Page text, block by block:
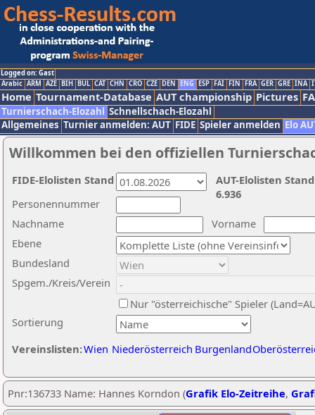
Logged on: Gast
Arabic ARM AZE BIH BUL CAT CHN CRO CZE DEN ENG ESP FAI FIN FRA GER GRE INA
Home Tournament-Database AUT championship Pictures
Turnierschach-Elozahl Schnellschach-Elozahl
Allgemeines Turnier anmelden: AUT FIDE Spieler anmelden Elo
Willkommen bei den offiziellen
Nachname
Vorname
Ebene
Sortierung
Personennummer
Bundesland
Spgem./Kreis/Verein
Nur "österreichische" Spieler
Vereinslisten:Wien Niederösterreich Burgenland
AUT-Elolisten
6.936
FIDE-Elolisten Stand
Pnr:136733 Name: Hannes Korndon (Grafik Elo-Zeitreihe,